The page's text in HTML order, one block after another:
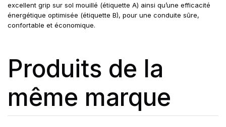
excellent grip sur sol mouillé (étiquette A) ainsi qu’une efficacité
énergétique optimisée (étiquette B), pour une conduite sûre,
confortable et économique.
Produits de la
même marque